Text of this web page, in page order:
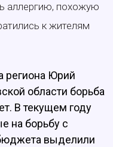
аллергию, похожую
к жителям
региона Юрий
области борьба
В текущем году
на борьбу с
выделили